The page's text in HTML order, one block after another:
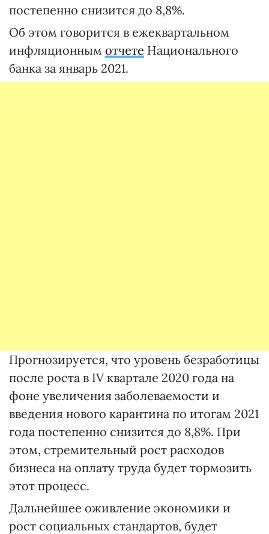
постепенно снизится до 8,8%.
Об этом говорится в ежеквартальном
инфляционным отчете Национального
банка за январь 2021.
Прогнозируется, что уровень безработицы
после роста в IV квартале 2020 года на
фоне увеличения заболеваемости и
введения нового карантина по итогам 2021
года постепенно снизится до 8,8%. При
этом, стремительный рост расходов
бизнеса на оплату труда будет тормозить
этот процесс.
Дальнейшее оживление экономики и
рост социальных стандартов, будет